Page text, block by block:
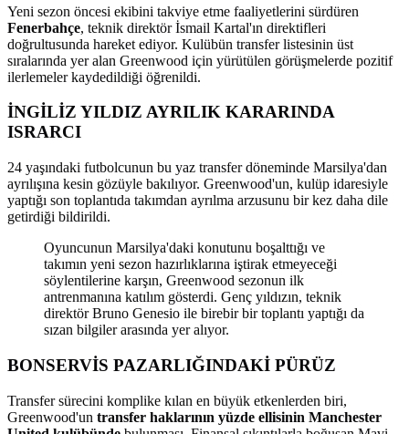
Yeni sezon öncesi ekibini takviye etme faaliyetlerini sürdüren
Fenerbahçe, teknik direktör İsmail Kartal'ın direktifleri
doğrultusunda hareket ediyor. Kulübün transfer listesinin üst
sıralarında yer alan Greenwood için yürütülen görüşmelerde pozitif
ilerlemeler kaydedildiği öğrenildi.
İNGİLİZ YILDIZ AYRILIK KARARINDA
ISRARCI
24 yaşındaki futbolcunun bu yaz transfer döneminde Marsilya'dan
ayrılışına kesin gözüyle bakılıyor. Greenwood'un, kulüp idaresiyle
yaptığı son toplantıda takımdan ayrılma arzusunu bir kez daha dile
getirdiği bildirildi.
Oyuncunun Marsilya'daki konutunu boşalttığı ve
takımın yeni sezon hazırlıklarına iştirak etmeyeceği
söylentilerine karşın, Greenwood sezonun ilk
antrenmanına katılım gösterdi. Genç yıldızın, teknik
direktör Bruno Genesio ile birebir bir toplantı yaptığı da
sızan bilgiler arasında yer alıyor.
BONSERVİS PAZARLIĞINDAKİ PÜRÜZ
Transfer sürecini komplike kılan en büyük etkenlerden biri,
Greenwood'un transfer haklarının yüzde ellisinin Manchester